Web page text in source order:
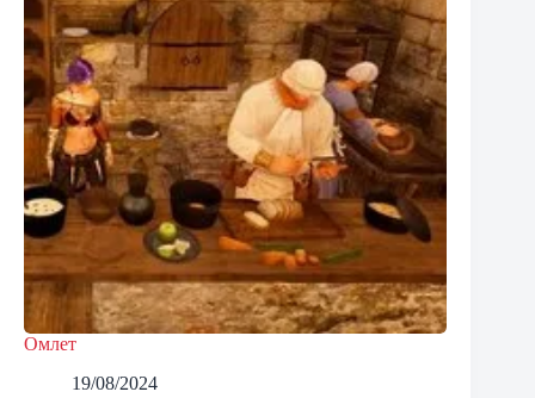
Омлет
19/08/2024